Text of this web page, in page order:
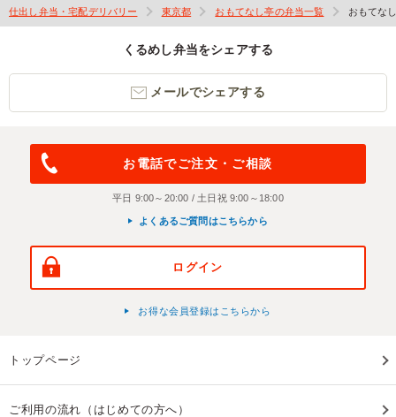
仕出し弁当・宅配デリバリー 東京都 おもてなし亭の弁当一覧 おもてな
くるめし弁当をシェアする
メールでシェアする
お電話でご注文・ご相談
平日 9:00～20:00 / 土日祝 9:00～18:00
よくあるご質問はこちらから
ログイン
お得な会員登録はこちらから
トップページ
ご利用の流れ（はじめての方へ）